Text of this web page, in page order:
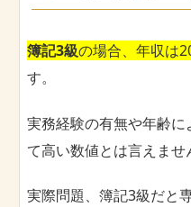
簿記3級の場合、年収は
す。
実務経験の有無や年齢
て高い数値とは言えませ
実際問題、簿記3級だと